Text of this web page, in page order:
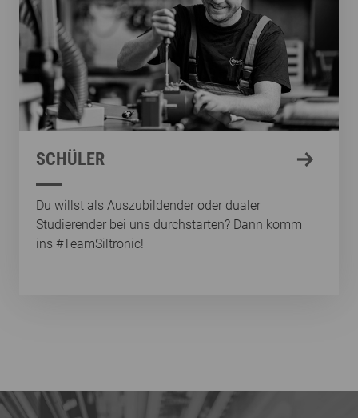
SCHÜLER
Du willst als Auszubildender oder dualer
Studierender bei uns durchstarten? Dann komm
ins #TeamSiltronic!